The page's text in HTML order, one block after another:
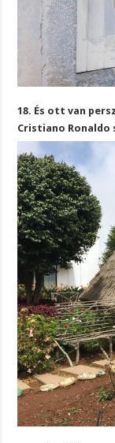
18. És ott van
Cristiano Ronaldo